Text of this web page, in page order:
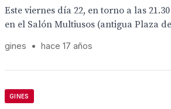
Este viernes día 22, en torno a las
en el Salón Multiusos (antigua Plaza
gines • hace 17 años
GINES